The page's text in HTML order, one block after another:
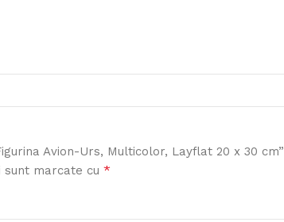
Avion-Urs, Multicolor, Layflat 20 x 30 cm”
marcate cu *